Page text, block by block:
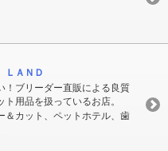
ＡＮＤ
！ブリーダー直販による良質
用品を扱っているお店。
＆カット、ペットホテル、歯